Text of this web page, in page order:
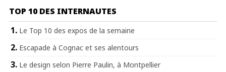
TOP 10 DES INTERNAUTES
Le Top 10 des expos de la semaine
Escapade à Cognac et ses alentours
Le design selon Pierre Paulin, à Montpellier